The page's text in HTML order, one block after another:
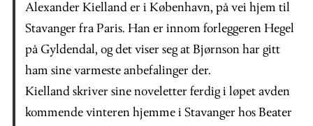
Alexander Kielland er i København, på vei hjem til
Stavanger fra Paris. Han er innom forleggeren Hegel
på Gyldendal, og det viser seg at Bjørnson har gitt
ham sine varmeste anbefalinger der.
Kielland skriver sine noveletter ferdig i løpet avden
kommende vinteren hjemme i Stavanger hos Beater